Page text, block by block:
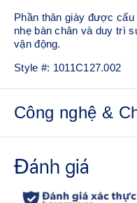
Phần thân giày được
nhẹ bàn chân và duy trì
vận động.
Style #: 1011C127.002
Công nghệ &
Chất liệu dệt kim nhẹ,
dụng các lớp phủ bổ sung.
Công nghệ PureGEL™